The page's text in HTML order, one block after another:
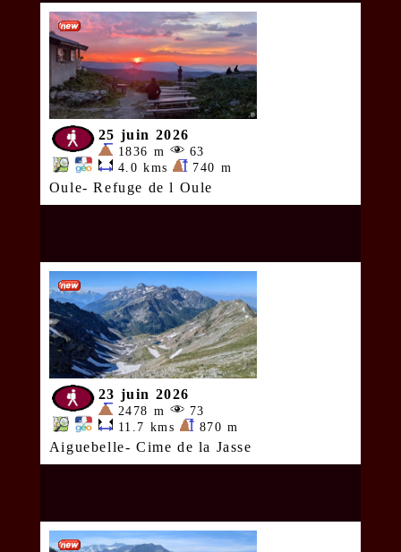
25 juin 2026
1836 m
63
4.0 kms
740 m
Oule- Refuge de l Oule
23 juin 2026
2478 m
73
11.7 kms
870 m
Aiguebelle- Cime de la Jasse